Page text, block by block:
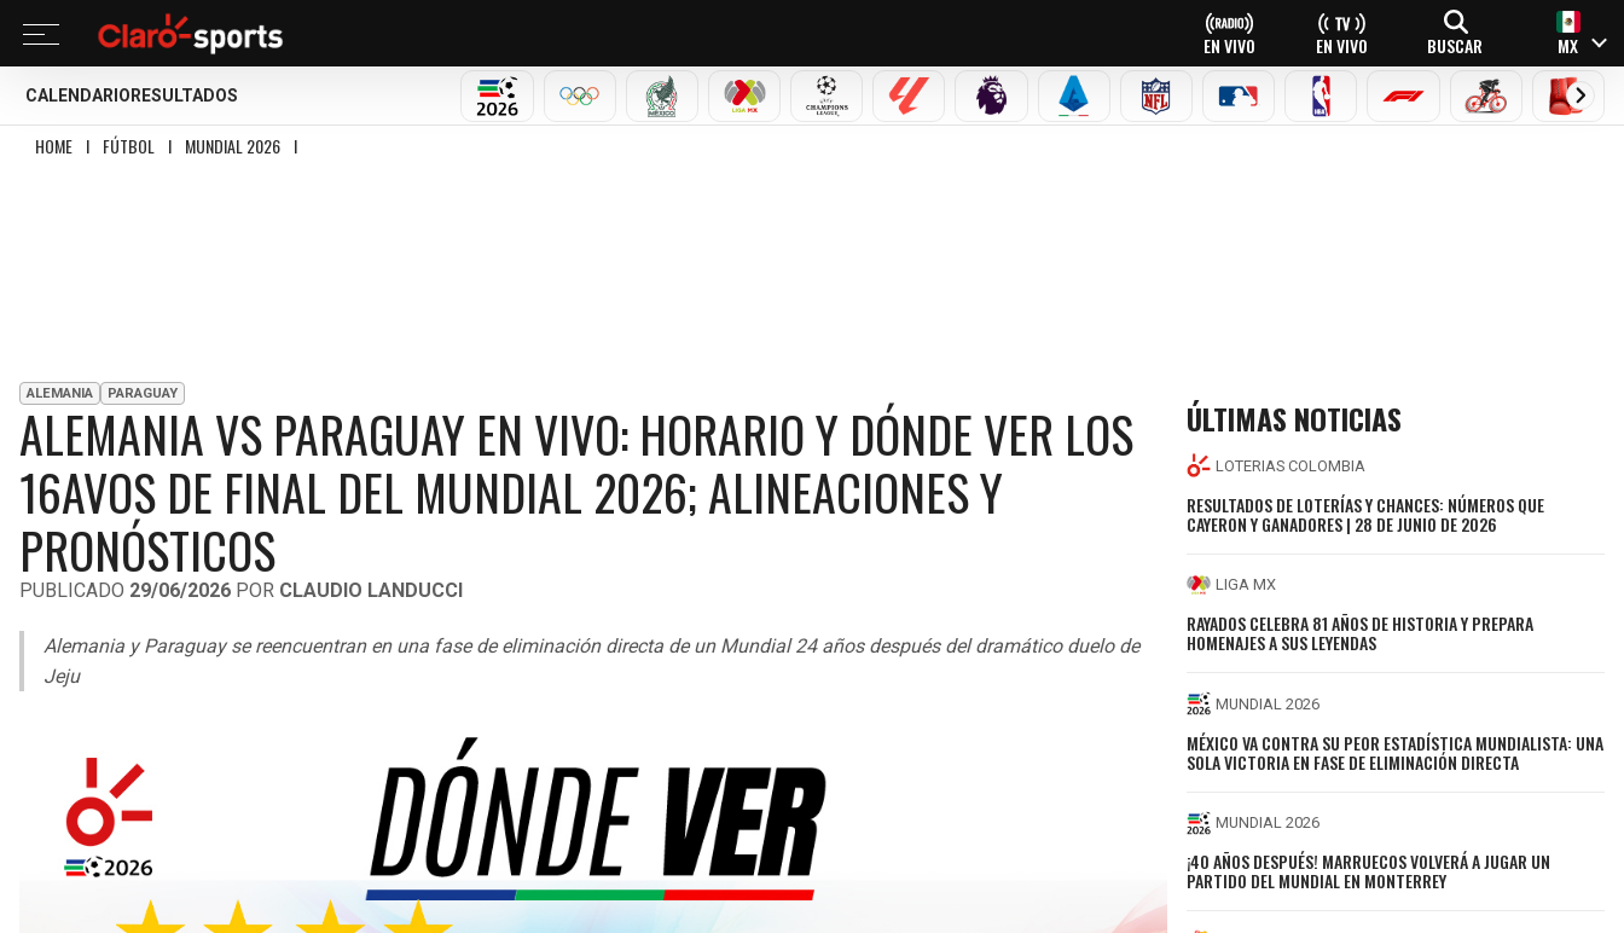
EN VIVO EN VIVO BUSCAR MX
CALENDARIO RESULTADOS
MUNDIAL 2026OLÍMPICOSSELECCIÓN MEXICANA
LIGA MX CHAMPIONS LEAGUE
LALIGA PREMIER LEAGUE
SERIE A NFL MLB NBA FÓRMULA 1CICLISMOBOXEO
HOME I FÚTBOL I MUNDIAL 2026 I
ALEMANIA PARAGUAY
ALEMANIA VS PARAGUAY EN VIVO: HORARIO Y DÓNDE VER LOS
16AVOS DE FINAL DEL MUNDIAL 2026; ALINEACIONES Y
PRONÓSTICOS
PUBLICADO 29/06/2026 POR CLAUDIO LANDUCCI
Alemania y Paraguay se reencuentran en una fase de eliminación directa de un Mundial 24 años después del dramático duelo de
Jeju
ÚLTIMAS NOTICIAS
LOTERIAS COLOMBIA
RESULTADOS DE LOTERÍAS Y CHANCES: NÚMEROS QUE
CAYERON Y GANADORES | 28 DE JUNIO DE 2026
LIGA MX
RAYADOS CELEBRA 81 AÑOS DE HISTORIA Y PREPARA
HOMENAJES A SUS LEYENDAS
MUNDIAL 2026
MÉXICO VA CONTRA SU PEOR ESTADÍSTICA MUNDIALISTA: UNA
SOLA VICTORIA EN FASE DE ELIMINACIÓN DIRECTA
MUNDIAL 2026
¡40 AÑOS DESPUÉS! MARRUECOS VOLVERÁ A JUGAR UN
PARTIDO DEL MUNDIAL EN MONTERREY